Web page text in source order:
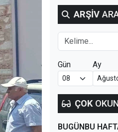
ARŞİV
Gün Ay
ÇOK
BUGÜNBU